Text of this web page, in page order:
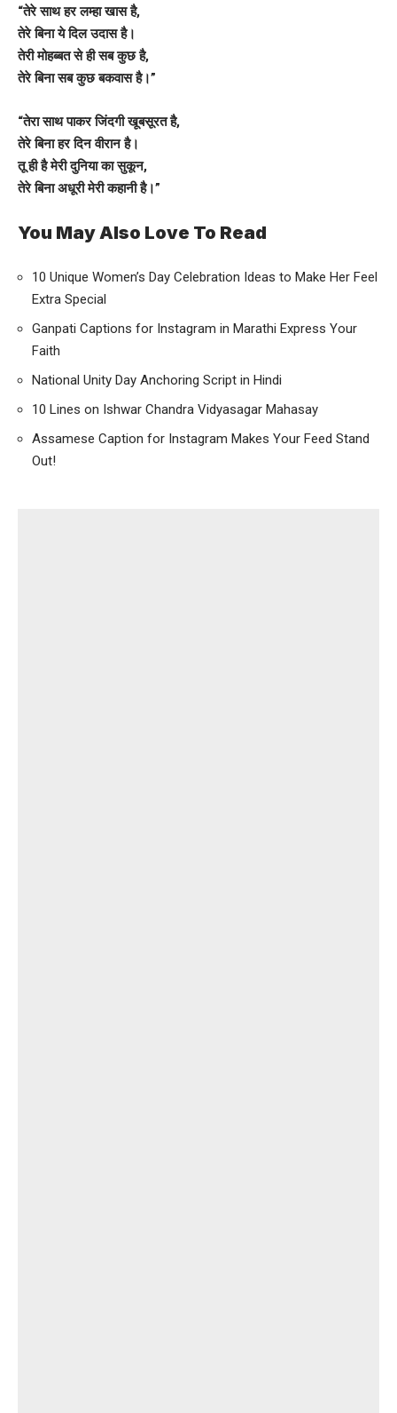
“तेरे साथ हर लम्हा खास है,
तेरे बिना ये दिल उदास है।
तेरी मोहब्बत से ही सब कुछ है,
तेरे बिना सब कुछ बकवास है।”
“तेरा साथ पाकर जिंदगी खूबसूरत है,
तेरे बिना हर दिन वीरान है।
तू ही है मेरी दुनिया का सुकून,
तेरे बिना अधूरी मेरी कहानी है।”
You May Also Love To Read
10 Unique Women’s Day Celebration Ideas to Make Her Feel
Extra Special
Ganpati Captions for Instagram in Marathi Express Your
Faith
National Unity Day Anchoring Script in Hindi
10 Lines on Ishwar Chandra Vidyasagar Mahasay
Assamese Caption for Instagram Makes Your Feed Stand
Out!